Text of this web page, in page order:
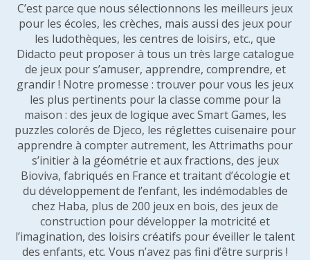
C’est parce que nous sélectionnons les meilleurs jeux
pour les écoles, les crèches, mais aussi des jeux pour
les ludothèques, les centres de loisirs, etc., que
Didacto peut proposer à tous un très large catalogue
de jeux pour s’amuser, apprendre, comprendre, et
grandir ! Notre promesse : trouver pour vous les jeux
les plus pertinents pour la classe comme pour la
maison : des jeux de logique avec Smart Games, les
puzzles colorés de Djeco, les réglettes cuisenaire pour
apprendre à compter autrement, les Attrimaths pour
s’initier à la géométrie et aux fractions, des jeux
Bioviva, fabriqués en France et traitant d’écologie et
du développement de l’enfant, les indémodables de
chez Haba, plus de 200 jeux en bois, des jeux de
construction pour développer la motricité et
l’imagination, des loisirs créatifs pour éveiller le talent
des enfants, etc. Vous n’avez pas fini d’être surpris !